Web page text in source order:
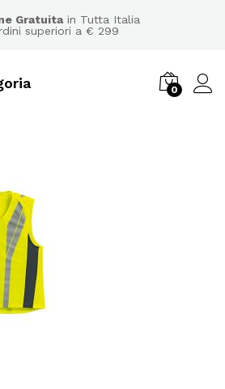
Gratuitain Tutta Italia
superiori a € 299
0